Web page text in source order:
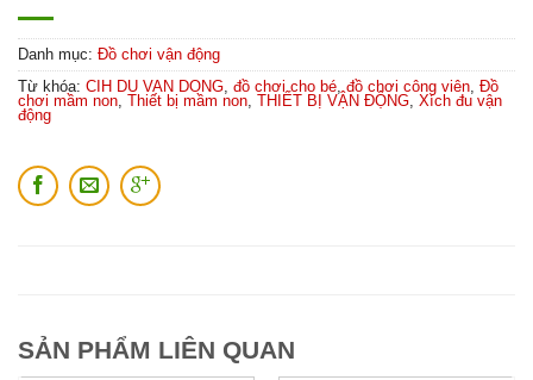
Danh mục: Đồ chơi vận động
Từ khóa: CIH DU VAN DONG đồ chơi cho bé đồ chơi công viên Đồ
chơi mầm non Thiết bị mầm non THIẾT BỊ VẬN ĐỘNG Xích đu vận
động
SẢN PHẨM LIÊN QUAN